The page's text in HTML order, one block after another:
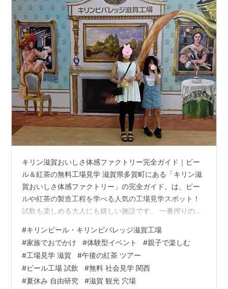
キリン滋賀おいしさ体感ファクトリー完全ガイド｜ビー
ル＆紅茶の無料工場見学 滋賀県多賀町にある「キリン滋
賀おいしさ体感ファクトリー」の完全ガイド。は、ビー
ルや紅茶の製造工程を学べる人気の工場見学スポット！
試飲も楽しめる大人にも嬉しい施設です。 一番搾りのこ
説！無料の試飲体験や予約方法、アクセス情報など、お
出かけ前に知りたい情報を網羅しました。家族で楽しむ
社会科見学に最適なスポットです。 📚 目次 1. 対象年齢
2. 注意ポイント 3. 基本情報 4. 営業時間・見学時間 5.
【見学ツアー内容】一番搾り＆午後の紅茶の製造ライン
#キリンビール・キリンビバレッジ滋賀工場
#家族でおでかけ #体験型イベント #親子で楽しむ
#工場見学 滋賀 #午後の紅茶 ツアー
#ビール工場 試飲 #無料 社会見学 関西
#夏休み 自由研究 #滋賀 観光 穴場